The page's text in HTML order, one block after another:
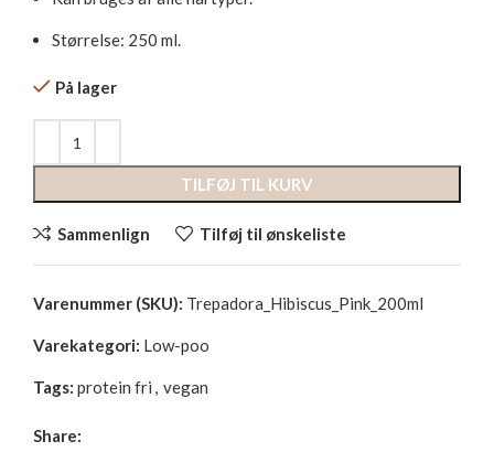
Størrelse: 250 ml.
På lager
TILFØJ TIL KURV
Sammenlign Tilføj til ønskeliste
Varenummer (SKU): Trepadora_Hibiscus_Pink_200ml
Varekategori: Low-poo
Tags: protein fri , vegan
Share: